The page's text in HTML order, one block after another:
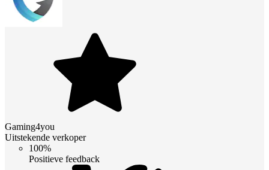
Gaming4you
Uitstekende verkoper
100%
Positieve feedback